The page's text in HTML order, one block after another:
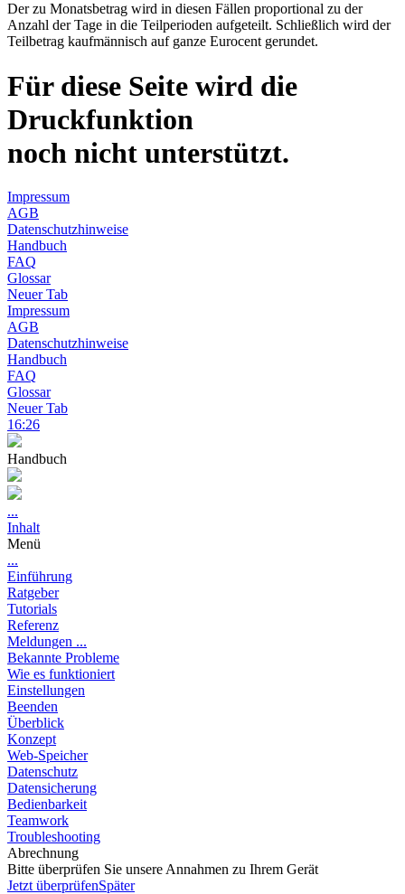
Der zu Monatsbetrag wird in diesen Fällen proportional zu der
Anzahl der Tage in die Teilperioden aufgeteilt. Schließlich wird der
Teilbetrag kaufmännisch auf ganze Eurocent gerundet.
Für diese Seite wird die
Druckfunktion
noch nicht unterstützt.
Impressum
AGB
Datenschutzhinweise
Handbuch
FAQ
Glossar
Neuer Tab
Impressum
AGB
Datenschutzhinweise
Handbuch
FAQ
Glossar
Neuer Tab
16:26
Handbuch
...
Inhalt
Menü
...
Einführung
Ratgeber
Tutorials
Referenz
Meldungen ...
Bekannte Probleme
Wie es funktioniert
Einstellungen
Beenden
Überblick
Konzept
Web-Speicher
Datenschutz
Datensicherung
Bedienbarkeit
Teamwork
Troubleshooting
Abrechnung
Bitte überprüfen Sie unsere Annahmen zu Ihrem Gerät
Jetzt überprüfenSpäter